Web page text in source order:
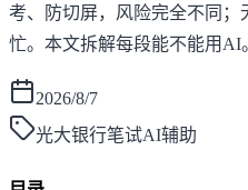
考、防切屏，风险完全不同；
忙。本文拆解每段能不能用AI
2026/8/7
光大银行笔试AI辅助